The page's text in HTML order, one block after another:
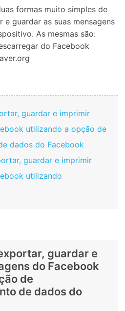
formas muito simples de
guardar as suas mensagens
As mesmas são:
do Facebook
guardar e imprimir
utilizando a opção de
dados do Facebook
guardar e imprimir
utilizando
guardar e
do Facebook
de
de dados do